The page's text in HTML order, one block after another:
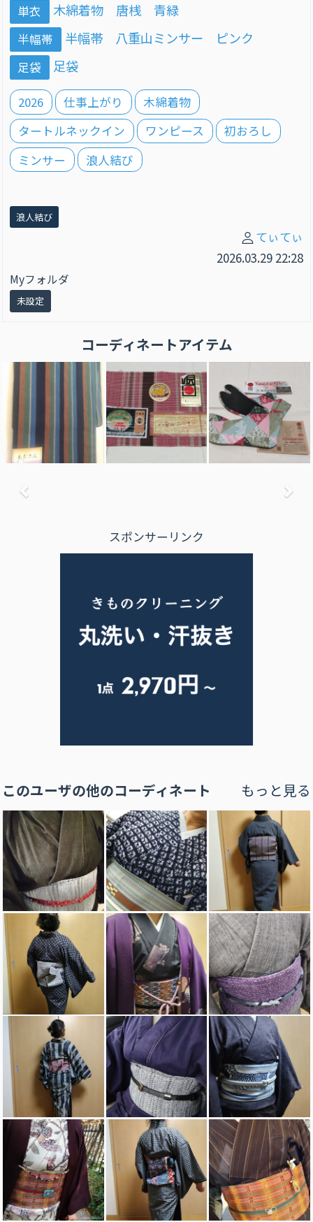
単衣 木綿着物 唐桟 青緑
半幅帯 半幅帯 八重山ミンサー ピンク
足袋 足袋
2026 仕事上がり
木綿着物
タートルネックイン
ワンピース
初おろし
ミンサー
浪人結び
浪人結び
てぃてぃ
2026.03.29 22:28
Myフォルダ
未設定
コーディネートアイテム
スポンサーリンク
このユーザの他のコーディネート もっと見る